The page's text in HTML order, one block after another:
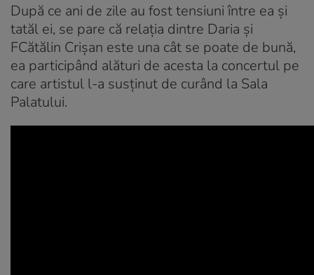
După ce ani de zile au fost tensiuni între ea și
tatăl ei, se pare că relația dintre Daria și
FCătălin Crișan este una cât se poate de bună,
ea participând alături de acesta la concertul pe
care artistul l-a susținut de curând la Sala
Palatului.